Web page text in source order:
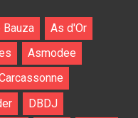
Bauza
As d'Or
Asmodee
DBDJ